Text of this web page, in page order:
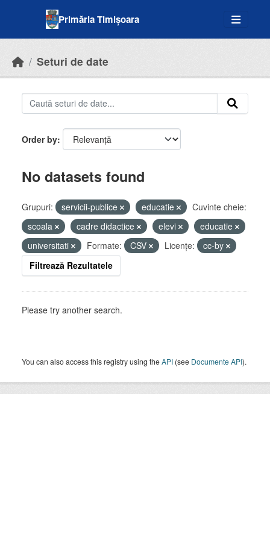
Primăria Timișoara
Seturi de date
Order by
No datasets found
Grupuri: servicii-publice educatie
Cuvinte cheie:
scoala
cadre didactice elevi
educatie
universitati
Formate: CSV Licenţe:
cc-by
Filtrează Rezultatele
Please try another search.
You can also access this registry using theAPI (see Documente API).